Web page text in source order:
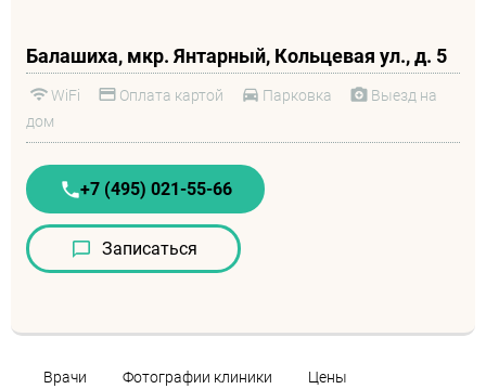
Балашиха, мкр. Янтарный, Кольцевая ул., д. 5
WiFi Оплата картой Парковка
Выезд на
дом
+7 (495) 021-55-66
Записаться
Врачи Фотографии клиники
Цены